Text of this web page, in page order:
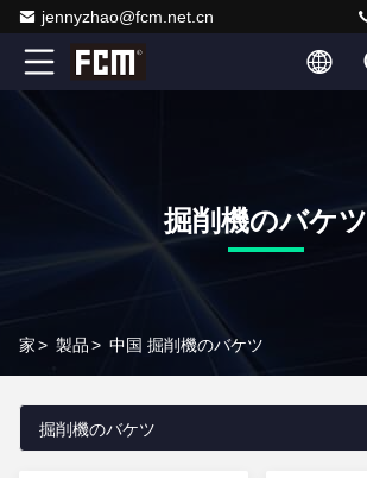
jennyzhao@fcm.net.cn
掘削機のバケツ
家> 製品> 中国 掘削機のバケツ
掘削機のバケツ